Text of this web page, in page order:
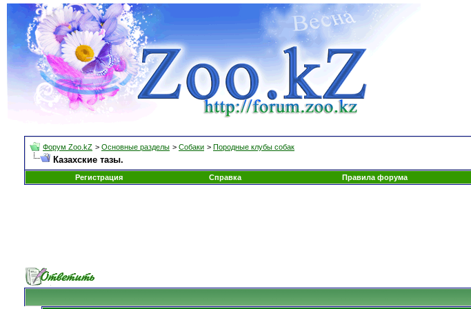
Форум Zoo.kZ > Основные разделы > Собаки > Породные клубы собак
Казахские тазы.
Регистрация
Справка Правила форума